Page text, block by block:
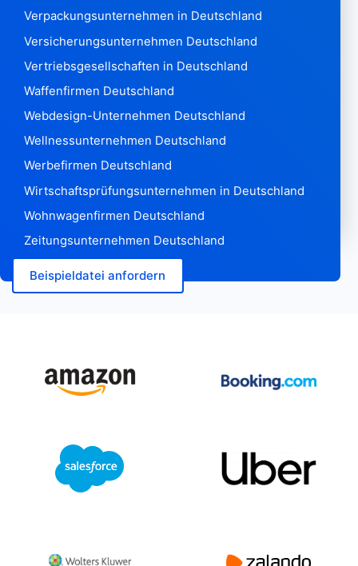
Slowakei 610.810
Slowenien 179.324
Salomonen 81
Somalia267
Südkorea 2.469.477
Südsudan 17
Spanien5,087,915
Sri Lanka3.857
St. Kitts-Nevis302
St. Lucia263
St. Vincent244
Sudan618
Suriname434
Syrien3.252
Taiwan 414.356
Thailand 656.645
Togo494
Tonga70
Verpackungsunternehmen in Deutschland
Versicherungsunternehmen Deutschland
Vertriebsgesellschaften in Deutschland
Waffenfirmen Deutschland
Webdesign-Unternehmen Deutschland
Wellnessunternehmen Deutschland
Werbefirmen Deutschland
Wirtschaftsprüfungsunternehmen in Deutschland
Wohnwagenfirmen Deutschland
Zeitungsunternehmen Deutschland
Beispieldatei anfordern